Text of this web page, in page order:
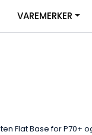
VAREMERKER
Flat Base for P70+